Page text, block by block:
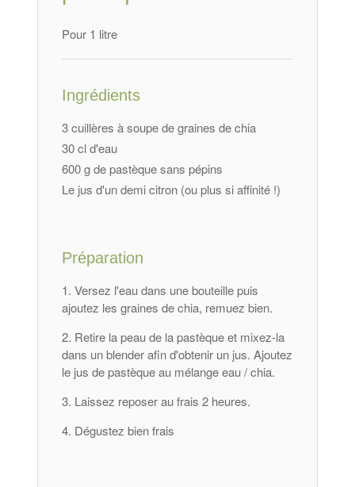
Pour 1 litre
Ingrédients
3 cuillères à soupe de graines de chia
30 cl d'eau
600 g de pastèque sans pépins
Le jus d'un demi citron (ou plus si affinité !)
Préparation
Versez l'eau dans une bouteille puis
ajoutez les graines de chia, remuez bien.
Retire la peau de la pastèque et mixez-la
dans un blender afin d'obtenir un jus. Ajoutez
le jus de pastèque au mélange eau / chia.
Laissez reposer au frais 2 heures.
Dégustez bien frais